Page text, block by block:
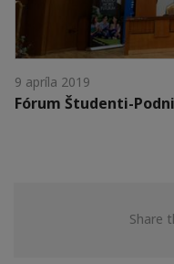
9 apríla 2019
Fórum Študenti-
Share